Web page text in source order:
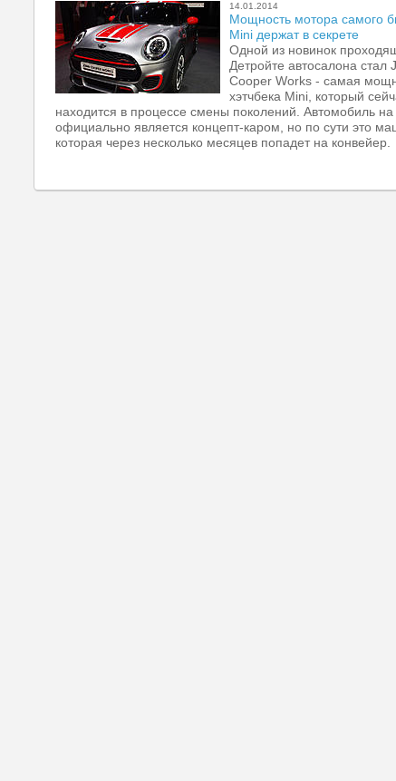
14.01.2014
Мощность мотора самого
Mini держат в секрете
Одной из новинок
Детройте автосалона стал
Cooper Works - самая
хэтчбека Mini, который
находится в процессе смены поколений. Автомобиль на
официально является концепт-каром, но по сути это
которая через несколько месяцев попадет на конвейер.